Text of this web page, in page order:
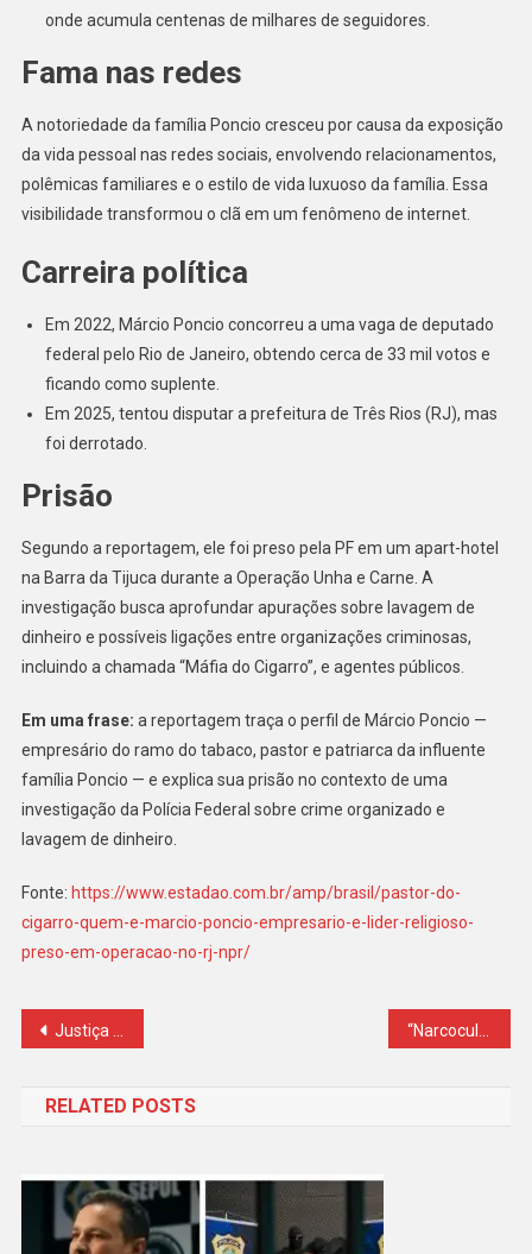
onde acumula centenas de milhares de seguidores.
Fama nas redes
A notoriedade da família Poncio cresceu por causa da exposição
da vida pessoal nas redes sociais, envolvendo relacionamentos,
polêmicas familiares e o estilo de vida luxuoso da família. Essa
visibilidade transformou o clã em um fenômeno de internet.
Carreira política
Em 2022, Márcio Poncio concorreu a uma vaga de deputado
federal pelo Rio de Janeiro, obtendo cerca de 33 mil votos e
ficando como suplente.
Em 2025, tentou disputar a prefeitura de Três Rios (RJ), mas
foi derrotado.
Prisão
Segundo a reportagem, ele foi preso pela PF em um apart-hotel
na Barra da Tijuca durante a Operação Unha e Carne. A
investigação busca aprofundar apurações sobre lavagem de
dinheiro e possíveis ligações entre organizações criminosas,
incluindo a chamada “Máfia do Cigarro”, e agentes públicos.
Em uma frase: a reportagem traça o perfil de Márcio Poncio —
empresário do ramo do tabaco, pastor e patriarca da influente
família Poncio — e explica sua prisão no contexto de uma
investigação da Polícia Federal sobre crime organizado e
lavagem de dinheiro.
Fonte: https://www.estadao.com.br/amp/brasil/pastor-do-
cigarro-quem-e-marcio-poncio-empresario-e-lider-religioso-
preso-em-operacao-no-rj-npr/
Navegação
Post
Justiça reduz pena de João de Deus e ação gera revolta e repercussão nas redes
RELATED POSTS